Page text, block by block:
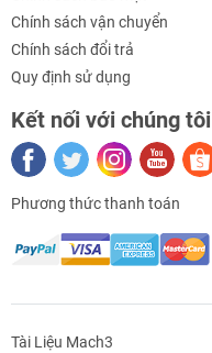
Kích thước tổng thể
Vật liệu khung
Dẫn hướng
Truyền động
Gá spindle
Gá motor
Chính sách vận chuyển
Chính sách đổi trả
Quy định sử dụng
Kết nối với chúng tôi
Phương thức thanh toán
Tài Liệu Mach3